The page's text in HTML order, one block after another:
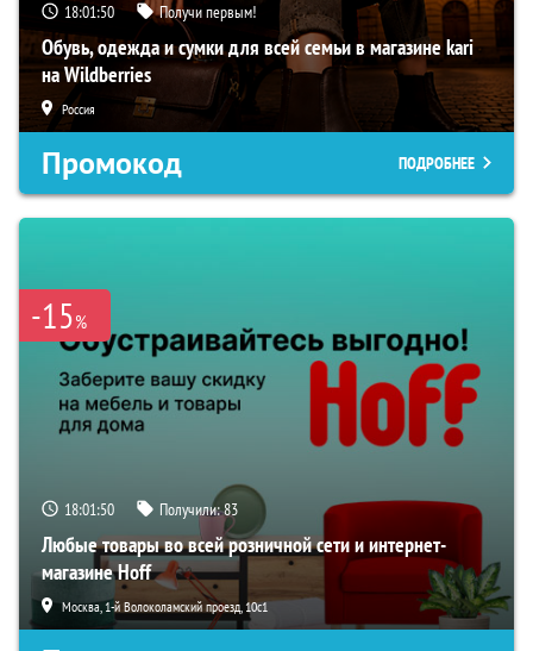
18:01:49 Получи первым!
Обувь, одежда и сумки для всей семьи в магазине kari
на Wildberries
Россия
Промокод ПОДРОБНЕЕ
-15%
18:01:49 Получили:83
Любые товары во всей розничной сети и интернет-
магазине Hoff
Москва, 1-й Волоколамский проезд, 10с1